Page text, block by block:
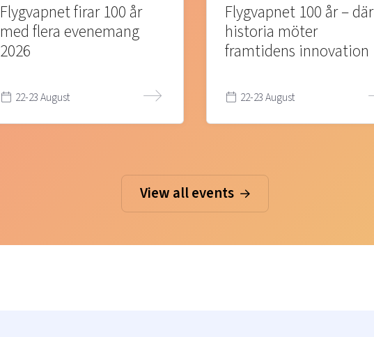
Flygvapnet firar 100 år
med flera evenemang
2026
22-23 August
Flygvapnet 100 år – där
historia möter
framtidens innovation
22-23 August
View all events